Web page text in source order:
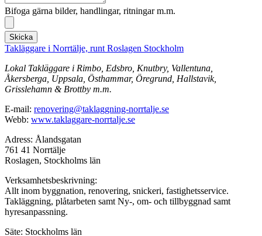
Bifoga gärna bilder, handlingar, ritningar m.m.
Skicka
Takläggare i Norrtälje, runt Roslagen Stockholm
Lokal Takläggare i Rimbo, Edsbro, Knutbry, Vallentuna,
Åkersberga, Uppsala, Östhammar, Öregrund, Hallstavik,
Grisslehamn & Brottby m.m.
E-mail: renovering@taklaggning-norrtalje.se
Webb: www.taklaggare-norrtalje.se
Adress: Ålandsgatan
761 41 Norrtälje
Roslagen, Stockholms län
Verksamhetsbeskrivning:
Allt inom byggnation, renovering, snickeri, fastighetsservice.
Takläggning, plåtarbeten samt Ny-, om- och tillbyggnad samt
hyresanpassning.
Säte: Stockholms län